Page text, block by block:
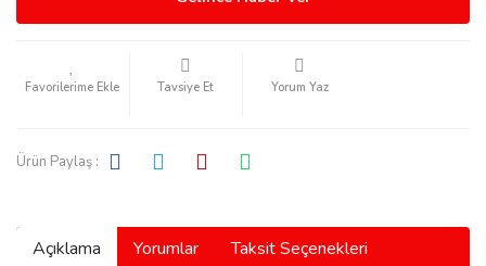
Tavsiye Et Yorum Yaz
Ürün Paylaş :
Açıklama Yorumlar Taksit Seçenekleri